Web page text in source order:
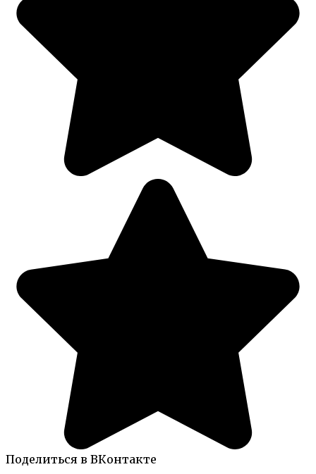
Поделиться в ВКонтакте